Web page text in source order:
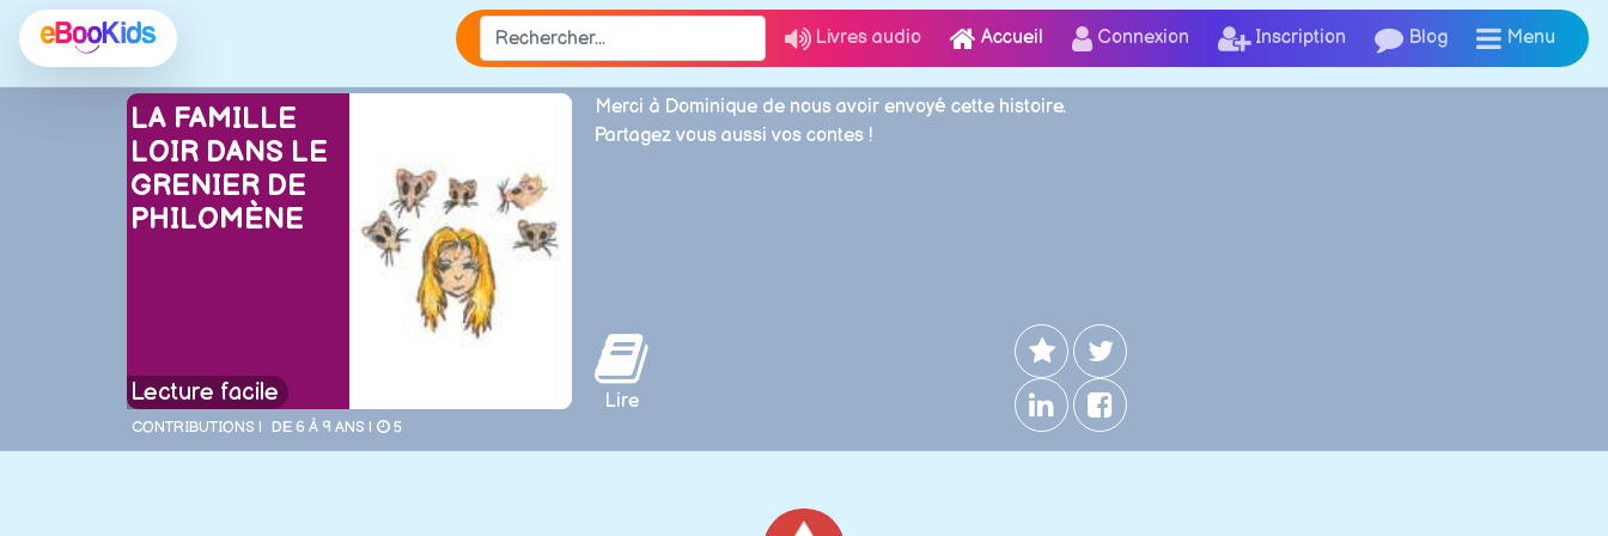
Livres audio Accueil Connexion Inscription Blog Menu
LA FAMILLE
LOIR DANS LE
GRENIER DE
PHILOMÈNE
Lecture facile
CONTRIBUTIONS | DE 6 À 9 ANS | 5
Merci à Dominique de nous avoir envoyé cette histoire.
Partagez vous aussi vos contes !
Lire